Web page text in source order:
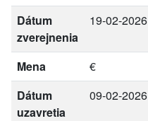
Dátum
zverejnenia
19-02-2026
Mena
€
Dátum
uzavretia
09-02-2026